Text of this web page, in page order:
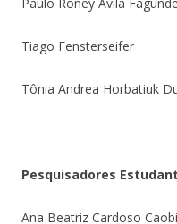
Tiago Fensterseifer
Tônia Andrea Horbatiuk
Pesquisadores
Ana Beatriz Cardoso